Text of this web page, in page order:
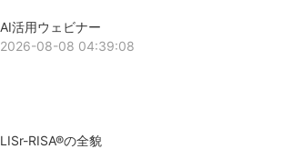
AI活用ウェビナー
2026-08-08 04:39:08
LISr-RISA®の全貌